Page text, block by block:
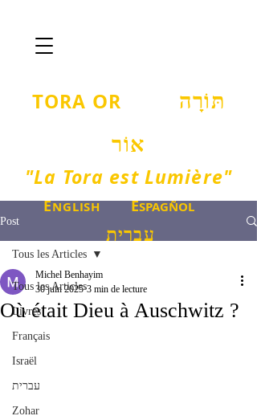
TORA OR תּוֹרָה
אוֹר
"La Tora est Lumière"
ENGLISH ESPAGÑOL
עברית
Post
Tous les Articles
Livres
Français
Israël
עברית
Zohar
Tous les Articles
Où était Dieu à Auschwitz ?
Michel Benhayim
30 juin 2025 3 min de lecture